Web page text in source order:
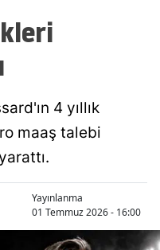
4 yıllık
maaş talebi
Yayınlanma
01 Temmuz 2026 - 16:00